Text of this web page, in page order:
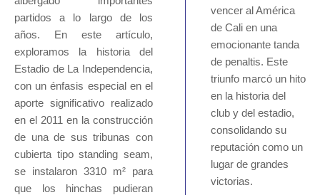
partidos a lo largo de los
años. En este artículo,
exploramos la historia del
Estadio de La Independencia,
con un énfasis especial en el
aporte significativo realizado
en el 2011 en la construcción
de una de sus tribunas con
cubierta tipo standing seam,
se instalaron 3310 m² para
que los hinchas pudieran
vencer al América
de Cali en una
emocionante tanda
de penaltis. Este
triunfo marcó un hito
en la historia del
club y del estadio,
consolidando su
reputación como un
lugar de grandes
victorias.